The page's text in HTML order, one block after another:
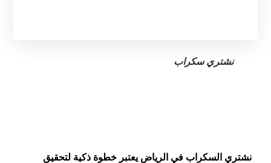
نشتري سكراب
نشتري السكراب في الرياض يعتبر خطوة ذكية لتحقيق